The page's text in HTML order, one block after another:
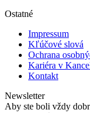
Ostatné
Impressum
Kľúčové slová
Ochrana
Kariéra v
Kontakt
Newsletter
Aby ste boli vždy